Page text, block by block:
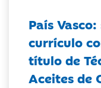
País
currículo
título de
Aceites de